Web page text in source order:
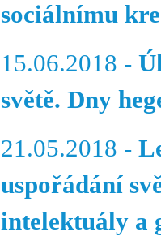
sociálnímu
15.06.2018 -
světě. Dny
21.05.2018 -
uspořádání
intelektuály a